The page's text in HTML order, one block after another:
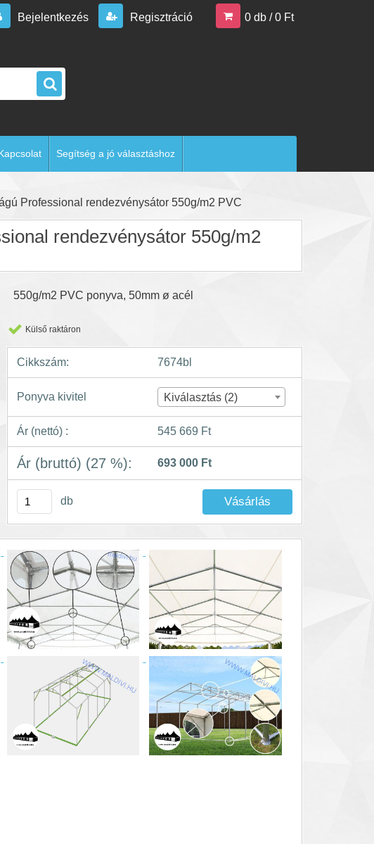
Bejelentkezés Regisztráció 0 db / 0 Ft
Segítség a jó választáshoz
Professional rendezvénysátor 550g/m2 PVC
rendezvénysátor 550g/m2
550g/m2 PVC ponyva, 50mm ø acél
Külső raktáron
Cikkszám: 7674bl
Ponyva kivitel Kiválasztás (2)
Ár (nettó) : 545 669 Ft
Ár (bruttó) (27 %): 693 000 Ft
db